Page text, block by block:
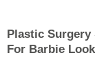
Plastic
For Barbie